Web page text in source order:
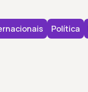
Política